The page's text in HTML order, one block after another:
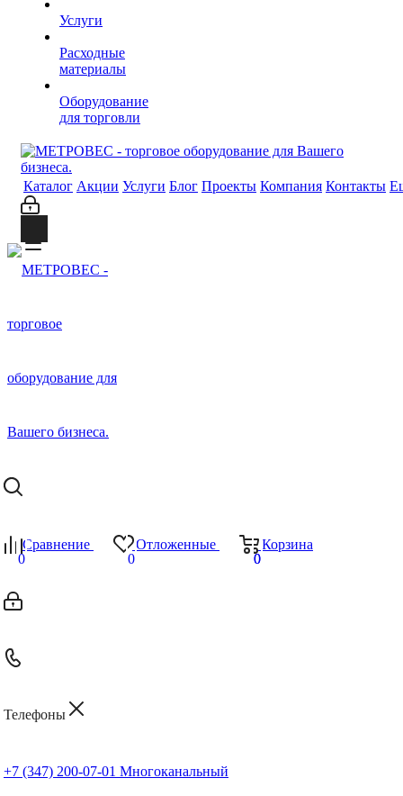
Услуги
Расходные
материалы
Оборудование
для торговли
Каталог Акции Услуги Блог Проекты Компания Контакты
Сравнение
0
Отложенные
0
Корзина
0
0
Телефоны
+7 (347) 200-07-01 Многоканальный